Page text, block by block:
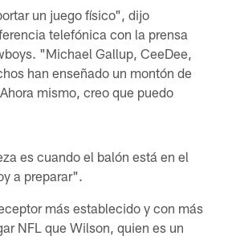
un juego físico", dijo
telefónica con la prensa
"Michael Gallup, CeeDee,
han enseñado un montón de
mismo, creo que puedo
es cuando el balón está en el
a preparar".
más establecido y con más
NFL que Wilson, quien es un